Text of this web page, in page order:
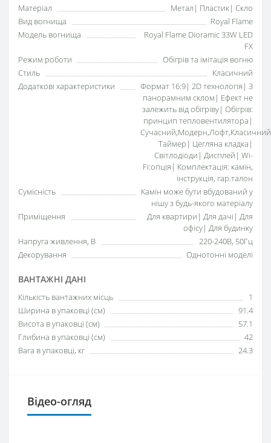
Матеріал
Метал| Пластик| Скло
Вид вогнища
Royal Flame
Модель вогнища
Royal Flame Dioramic 33W LED
FX
Режим роботи
Обігрів та імітація вогню
Стиль
Класичний
Додаткові характеристики
Формат 16:9| 2D технологія| З
панорамним склом| Ефект не
залежить від обігріву| Обігрів:
принцип тепловентилятора|
Таймер| Цегляна кладка|
Світлодіоди| Дисплей| Wi-
Fi:опція| Комплектація: камін,
інструкція, гар.талон
Сумісність
Камін може бути вбудований у
нішу з будь-якого матеріалу
Приміщення
Для квартири| Для дачі| Для
офісу| Для будинку
Напруга живлення, В
220-240В, 50Гц
Декорування
Однотонні моделі
ВАНТАЖНІ ДАНІ
Кількість вантажних місць
1
Ширина в упаковці (см)
91.4
Висота в упаковці (см)
57.1
Глибина в упаковці (см)
42
Вага в упаковці, кг
24.3
Відео-огляд